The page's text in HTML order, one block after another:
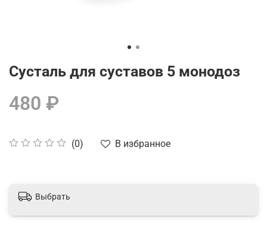
Сусталь для суставов 5 монодоз
(0) В избранное
480 ₽
Выбрать